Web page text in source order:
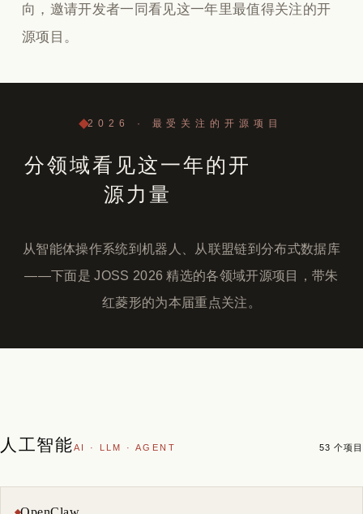
向，邀请开发者一同看见这一年里最值得关注的开
源项目。
2026 · 最受关注的开源项目
分领域看见这一年的开
源力量
从智能体操作系统到机器人、从联盟链到分布式数据库
——下面是 JOSS 2026 精选的各领域开源项目，带朱
红菱形的为本届重点关注。
人工智能AI · LLM · AGENT 53 个项目